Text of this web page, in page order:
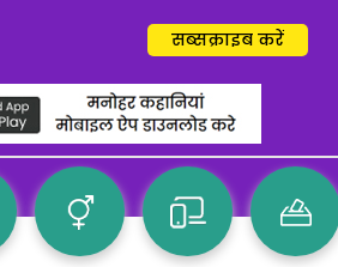
सब्सक्राइब करें